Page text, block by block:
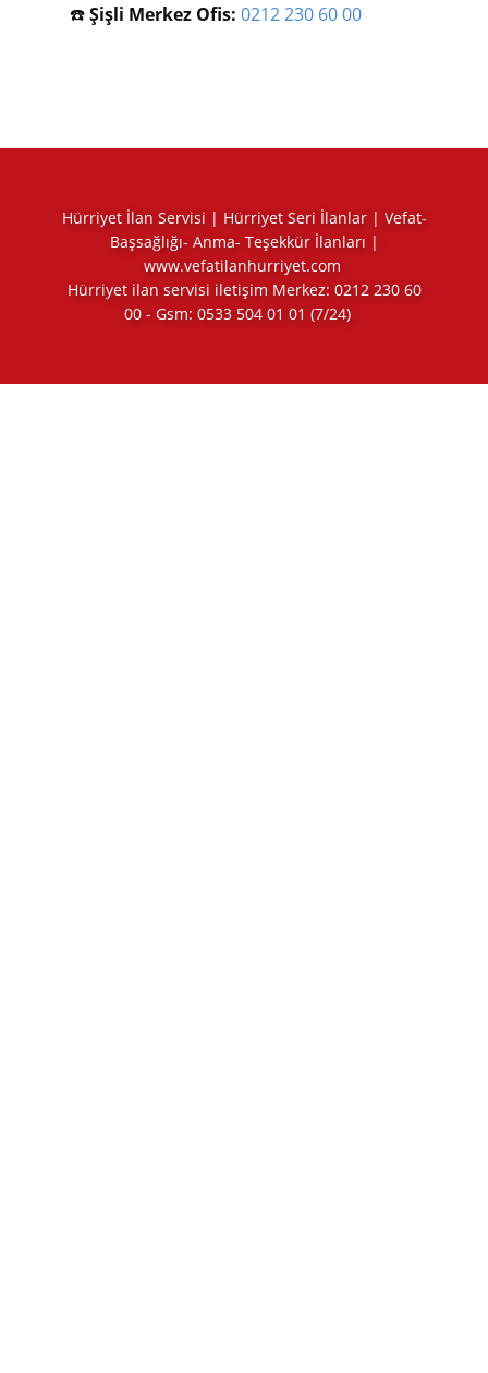
☎️Şişli Merkez Ofis: 0212 230 60 00
Hürriyet İlan Servisi | Hürriyet Seri İlanlar | Vefat-
Başsağlığı- Anma- Teşekkür İlanları |
www.vefatilanhurriyet.com
Hürriyet ilan servisi iletişim Merkez: 0212 230 60
00 - Gsm: 0533 504 01 01 (7/24)